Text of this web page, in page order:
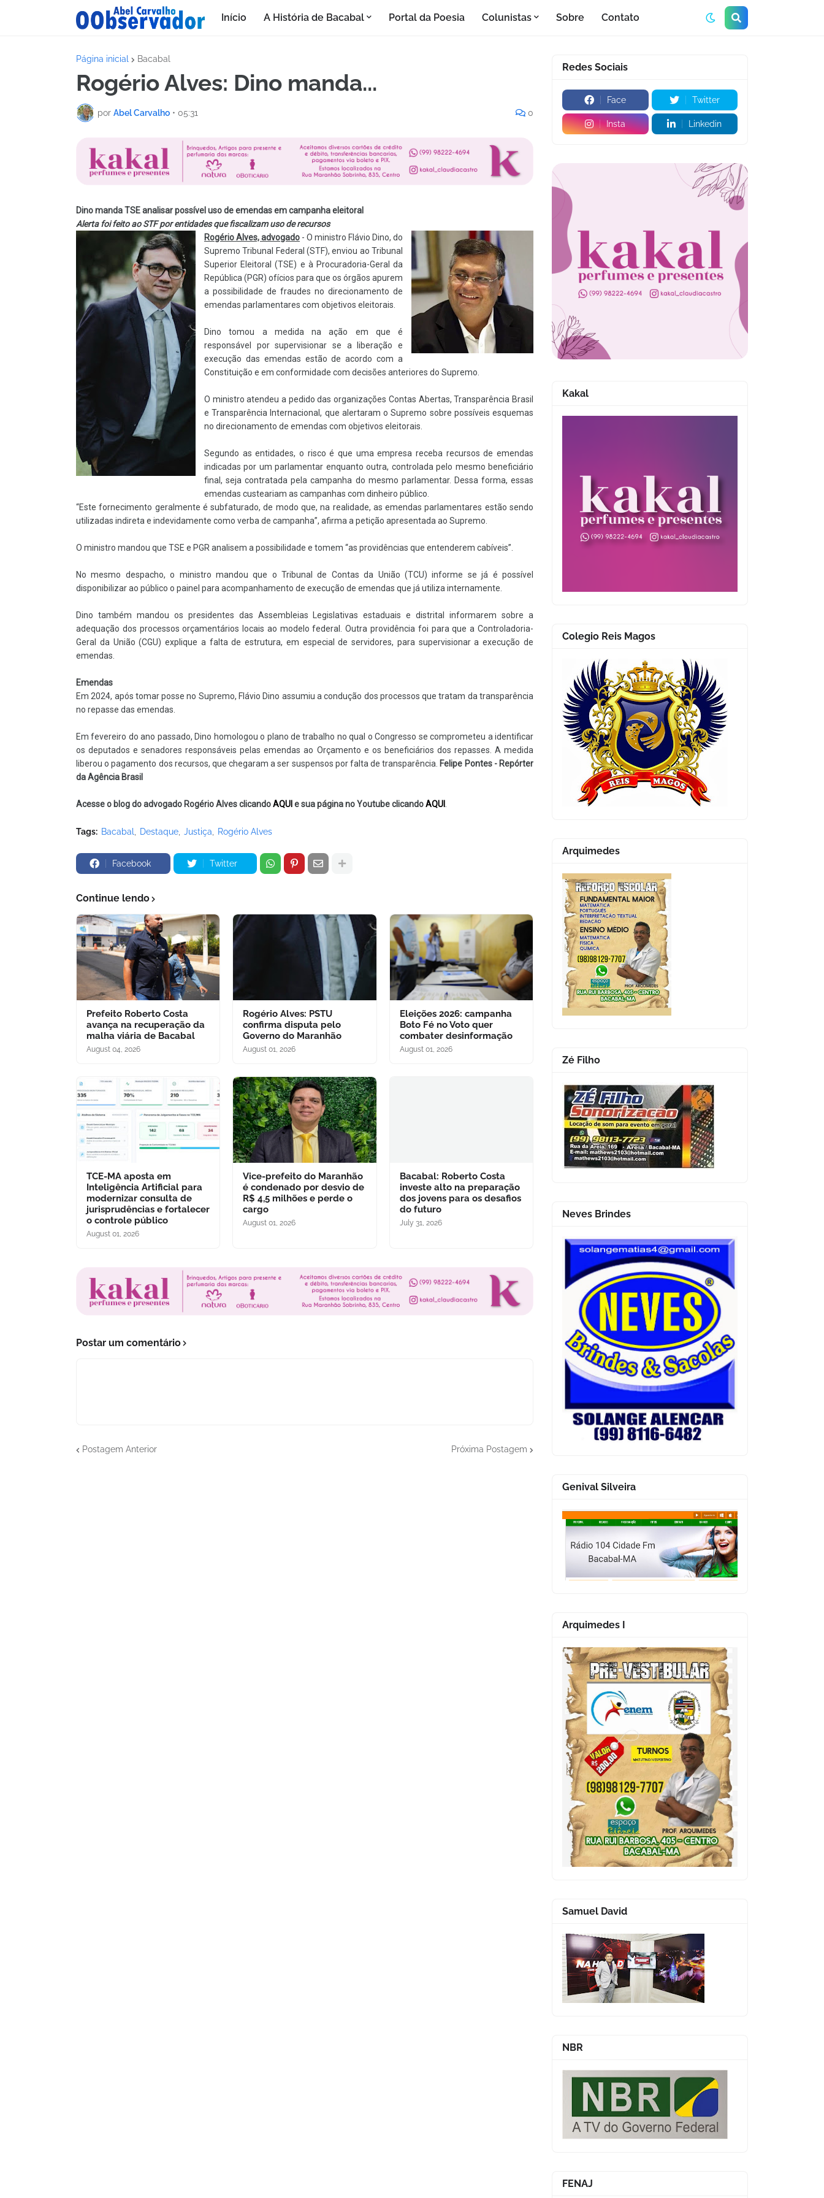
Início A História de Bacabal Portal da Poesia Colunistas Sobre Contato
Página inicial Bacabal
Rogério Alves: Dino manda...
por Abel Carvalho • 05:31 0
Dino manda TSE analisar possível uso de emendas em campanha eleitoral
Alerta foi feito ao STF por entidades que fiscalizam uso de recursos
Rogério Alves, advogado - O ministro Flávio Dino, do
Supremo Tribunal Federal (STF), enviou ao Tribunal
Superior Eleitoral (TSE) e à Procuradoria-Geral da
República (PGR) ofícios para que os órgãos apurem
a possibilidade de fraudes no direcionamento de
emendas parlamentares com objetivos eleitorais.
Dino tomou a medida na ação em que é
responsável por supervisionar se a liberação e
execução das emendas estão de acordo com a
Constituição e em conformidade com decisões anteriores do Supremo.
O ministro atendeu a pedido das organizações Contas Abertas, Transparência Brasil
e Transparência Internacional, que alertaram o Supremo sobre possíveis esquemas
no direcionamento de emendas com objetivos eleitorais.
Segundo as entidades, o risco é que uma empresa receba recursos de emendas
indicadas por um parlamentar enquanto outra, controlada pelo mesmo beneficiário
final, seja contratada pela campanha do mesmo parlamentar. Dessa forma, essas
emendas custeariam as campanhas com dinheiro público.
“Este fornecimento geralmente é subfaturado, de modo que, na realidade, as emendas parlamentares estão sendo
utilizadas indireta e indevidamente como verba de campanha”, afirma a petição apresentada ao Supremo.
O ministro mandou que TSE e PGR analisem a possibilidade e tomem “as providências que entenderem cabíveis”.
No mesmo despacho, o ministro mandou que o Tribunal de Contas da União (TCU) informe se já é possível
disponibilizar ao público o painel para acompanhamento de execução de emendas que já utiliza internamente.
Dino também mandou os presidentes das Assembleias Legislativas estaduais e distrital informarem sobre a
adequação dos processos orçamentários locais ao modelo federal. Outra providência foi para que a Controladoria-
Geral da União (CGU) explique a falta de estrutura, em especial de servidores, para supervisionar a execução de
emendas.
Emendas
Em 2024, após tomar posse no Supremo, Flávio Dino assumiu a condução dos processos que tratam da transparência
no repasse das emendas.
Em fevereiro do ano passado, Dino homologou o plano de trabalho no qual o Congresso se comprometeu a identificar
os deputados e senadores responsáveis pelas emendas ao Orçamento e os beneficiários dos repasses. A medida
liberou o pagamento dos recursos, que chegaram a ser suspensos por falta de transparência. Felipe Pontes - Repórter
da Agência Brasil
Acesse o blog do advogado Rogério Alves clicandoAQUI e sua página no Youtube clicandoAQUI .
Tags: Bacabal Destaque Justiça Rogério Alves
Facebook Twitter
Continue lendo
Prefeito Roberto Costa
avança na recuperação da
malha viária de Bacabal
August 04, 2026
Rogério Alves: PSTU
confirma disputa pelo
Governo do Maranhão
August 01, 2026
Eleições 2026: campanha
Boto Fé no Voto quer
combater desinformação
August 01, 2026
TCE-MA aposta em
Inteligência Artificial para
modernizar consulta de
jurisprudências e fortalecer
o controle público
August 01, 2026
Vice-prefeito do Maranhão
é condenado por desvio de
R$ 4,5 milhões e perde o
cargo
August 01, 2026
Bacabal: Roberto Costa
investe alto na preparação
dos jovens para os desafios
do futuro
July 31, 2026
Postar um comentário
Postagem Anterior Próxima Postagem
Redes Sociais
Face Twitter
Insta Linkedin
Kakal
Colegio Reis Magos
Arquimedes
Zé Filho
Neves Brindes
Genival Silveira
Arquimedes I
Samuel David
NBR
FENAJ